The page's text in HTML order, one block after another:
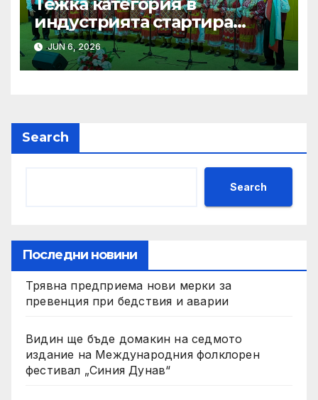
индустрията стартира
алианс за космическа
слънчева енергия
JUN 6, 2026
Search
Search
Последни новини
Трявна предприема нови мерки за
превенция при бедствия и аварии
Видин ще бъде домакин на седмото
издание на Международния фолклорен
фестивал „Синия Дунав“